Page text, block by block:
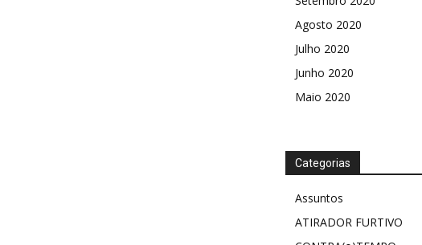
Agosto 2020
Julho 2020
Junho 2020
Maio 2020
Categorias
Assuntos
ATIRADOR FURTIVO